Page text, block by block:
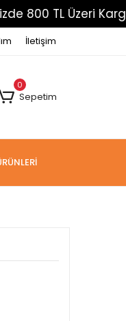
TL Üzeri Kargo
İletişim
0
Sepetim